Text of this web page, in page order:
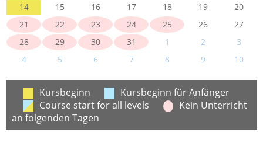
14
15 16 17 18 19
20
21
22 23 24 25 26
27
28
29 30 31 1 2
3
4
5 6 7 8 9 10
Kursbeginn
Kursbeginn für Anfänger
Course start for all levels
Kein Unterricht
an folgenden Tagen